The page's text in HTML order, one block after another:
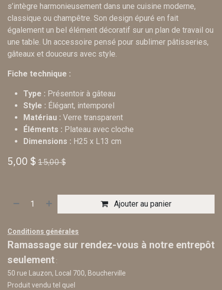
s’intègre harmonieusement dans une cuisine moderne,
classique ou champêtre. Son design épuré en fait
également un bel élément décoratif sur un plan de travail ou
une table. Un accessoire pensé pour sublimer pâtisseries,
gâteaux et douceurs avec style.
Fiche technique :
Type : Présentoir à gâteau
Style : Élégant, intemporel
Matériau : Verre transparent
Éléments : Plateau avec cloche
Dimensions : H25 x L13 cm
5,00 $ 15,00$
Ajouter au panier
Conditions générales
Ramassage sur rendez-vous à notre entrepôt
seulement :
50 rue Lauzon, Local 700, Boucherville
Produit vendu tel quel